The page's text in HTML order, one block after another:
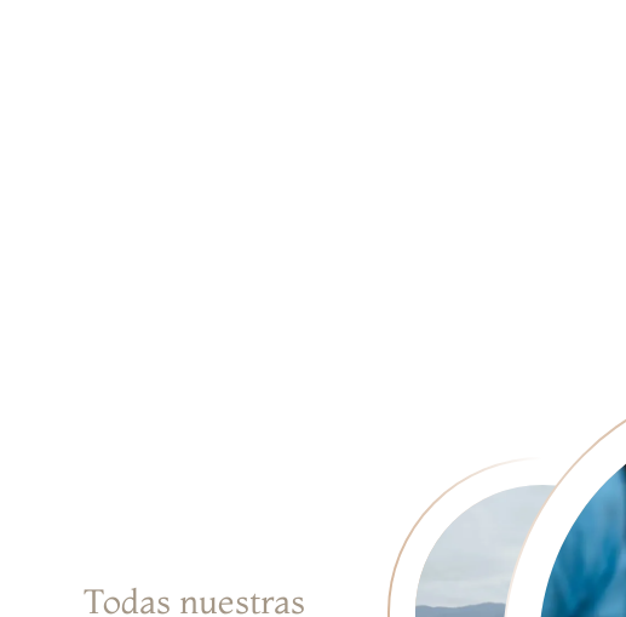
Todas nuestras